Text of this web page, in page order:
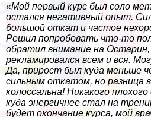
«Мой первый курс был соло
остался негативный опыт.
большой откат и частое
Решил попробовать что-то
обратил внимание на
рекламировался всем и вся.
Да, прирост был куда меньше
сильным откатом, но разница
колоссальна! Никакого
куда энергичнее стал на
будет окончание курса, мой